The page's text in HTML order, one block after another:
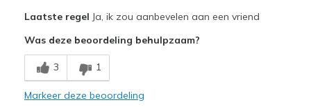
Breathe Well
Comfortable
Laatste regel Ja, ik zou aanbevelen aan een vriend
Was deze beoordeling behulpzaam?
3 1
Markeer deze beoordeling